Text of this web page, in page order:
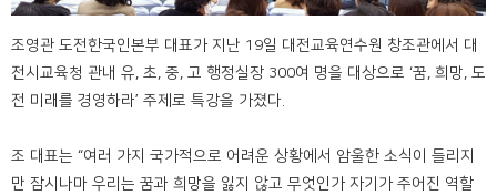
조영관 도전한국인본부 대표가 지난 19일 대전교육연수원 창조관에서 대
전시교육청 관내 유, 초, 중, 고 행정실장 300여 명을 대상으로 ‘꿈, 희망, 도
전 미래를 경영하라’ 주제로 특강을 가졌다.
조 대표는 “여러 가지 국가적으로 어려운 상황에서 암울한 소식이 들리지
만 잠시나마 우리는 꿈과 희망을 잃지 않고 무엇인가 자기가 주어진 역할